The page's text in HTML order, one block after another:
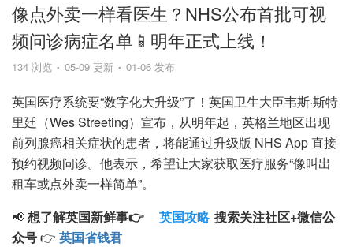
像点外卖一样看医生？NHS公布首批可视
频问诊病症名单📱明年正式上线！
134 浏览 05-09 更新 01-06 发布
英国医疗系统要“数字化大升级”了！英国卫生大臣韦斯·斯特
里廷（Wes Streeting）宣布，从明年起，英格兰地区出现
前列腺癌相关症状的患者，将能通过升级版 NHS App 直接
预约视频问诊。他表示，希望让大家获取医疗服务“像叫出
租车或点外卖一样简单”。
📢想了解英国新鲜事👉 英国攻略 搜索关注社区+微信公
众号👉 英国省钱君